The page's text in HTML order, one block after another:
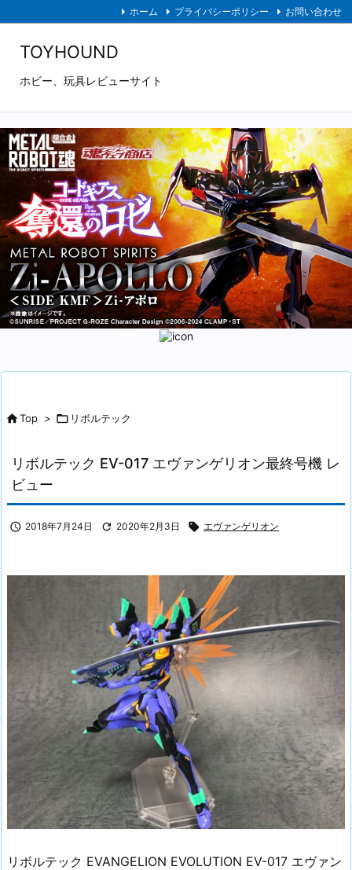
ホーム プライバシーポリシー お問い合わせ
TOYHOUND
ホビー、玩具レビューサイト
Top >  リボルテック
リボルテック EV-017 エヴァンゲリオン最終号機 レ
ビュー
 2018年7月24日  2020年2月3日  エヴァンゲリオン
リボルテック EVANGELION EVOLUTION EV-017 エヴァン